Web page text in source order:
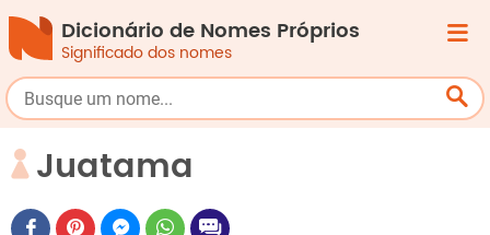
Dicionário de Nomes Próprios
Significado dos nomes
Juatama